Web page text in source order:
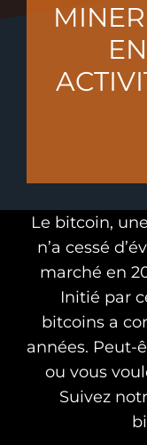
Le bitcoin,
n’a cessé
marché en
Initié par
bitcoins a
années. Peut-
ou vous
Suivez